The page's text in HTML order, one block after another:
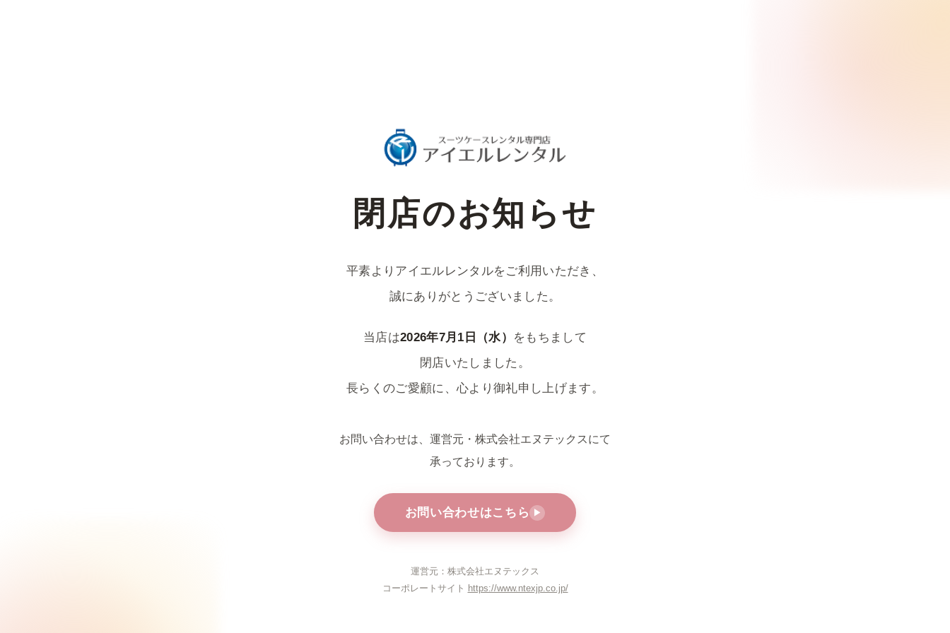
閉店のお知らせ
平素よりアイエルレンタルをご利用いただき、
誠にありがとうございました。
当店は2026年7月1日（水）
をもちまして
閉店いたしました。
長らくのご愛顧に、心より御礼申し上げます。
お問い合わせは、運営元・株式会社エヌテックスにて
承っております。
お問い合わせはこちら ▶
運営元：株式会社エヌテックス
コーポレートサイト https://www.ntexjp.co.jp/